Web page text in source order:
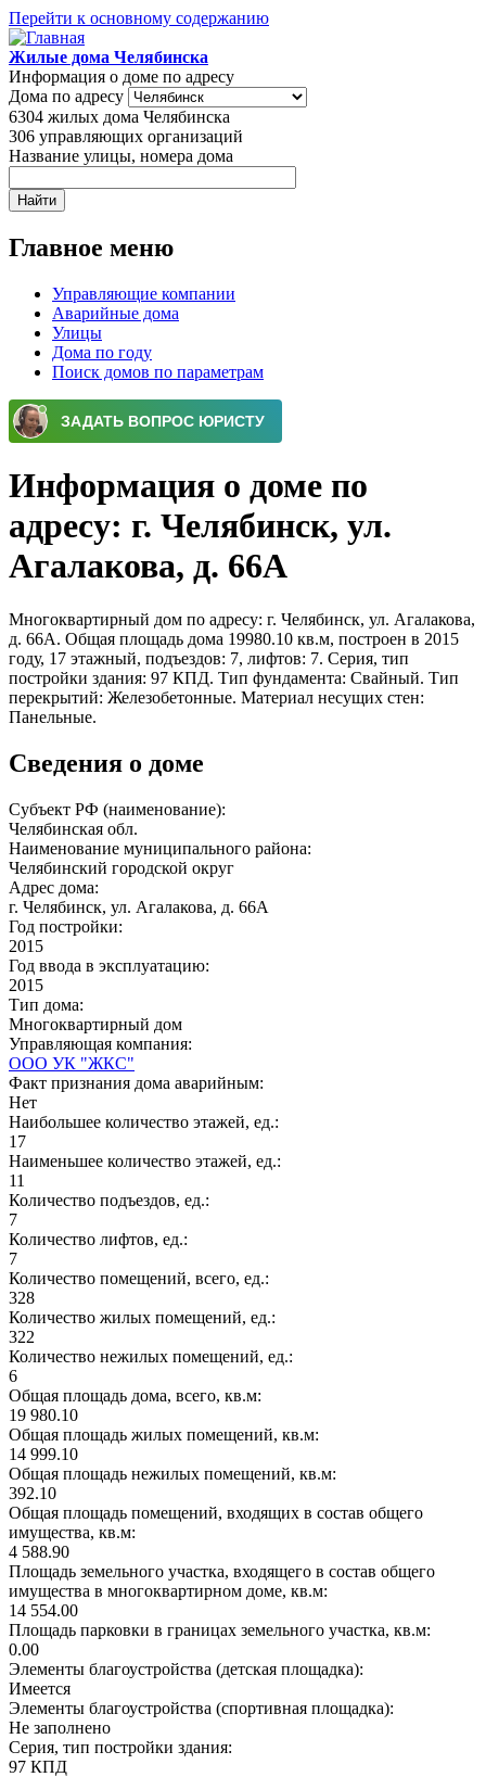
Перейти к основному содержанию
Жилые дома Челябинска
Информация о доме по адресу
Дома по адресу
6304 жилых дома Челябинска
306 управляющих организаций
Название улицы, номера дома
Главное меню
Управляющие компании
Аварийные дома
Улицы
Дома по году
Поиск домов по параметрам
Информация о доме по
адресу: г. Челябинск, ул.
Агалакова, д. 66А
Многоквартирный дом по адресу: г. Челябинск, ул. Агалакова,
д. 66А. Общая площадь дома 19980.10 кв.м, построен в 2015
году, 17 этажный, подъездов: 7, лифтов: 7. Серия, тип
постройки здания: 97 КПД. Тип фундамента: Свайный. Тип
перекрытий: Железобетонные. Материал несущих стен:
Панельные.
Сведения о доме
Субъект РФ (наименование):
Челябинская обл.
Наименование муниципального района:
Челябинский городской округ
Адрес дома:
г. Челябинск, ул. Агалакова, д. 66А
Год постройки:
2015
Год ввода в эксплуатацию:
2015
Тип дома:
Многоквартирный дом
Управляющая компания:
ООО УК "ЖКС"
Факт признания дома аварийным:
Нет
Наибольшее количество этажей, ед.:
17
Наименьшее количество этажей, ед.:
11
Количество подъездов, ед.:
7
Количество лифтов, ед.:
7
Количество помещений, всего, ед.:
328
Количество жилых помещений, ед.:
322
Количество нежилых помещений, ед.:
6
Общая площадь дома, всего, кв.м:
19 980.10
Общая площадь жилых помещений, кв.м:
14 999.10
Общая площадь нежилых помещений, кв.м:
392.10
Общая площадь помещений, входящих в состав общего
имущества, кв.м:
4 588.90
Площадь земельного участка, входящего в состав общего
имущества в многоквартирном доме, кв.м:
14 554.00
Площадь парковки в границах земельного участка, кв.м:
0.00
Элементы благоустройства (детская площадка):
Имеется
Элементы благоустройства (спортивная площадка):
Не заполнено
Серия, тип постройки здания:
97 КПД